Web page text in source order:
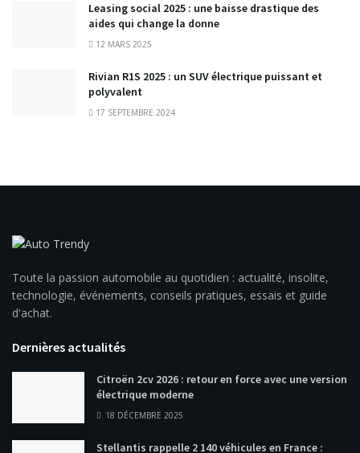
Leasing social 2025 : une baisse drastique des
aides qui change la donne
12 MARS 2025
Rivian R1S 2025 : un SUV électrique puissant et
polyvalent
17 SEPTEMBRE 2024
Toute la passion automobile au quotidien : actualité, insolite,
technologie, événements, conseils pratiques, essais et guide
d'achat.
Dernières actualités
Citroën 2cv 2026 : retour en force avec une version
électrique moderne
18 DÉCEMBRE 2025
Stellantis rappelle 2 140 véhicules en France :